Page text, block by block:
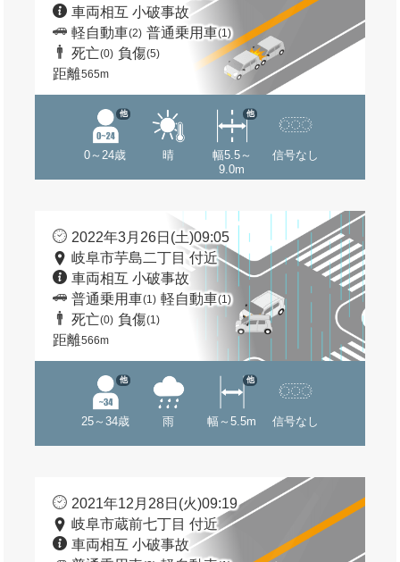
車両相互 小破事故
軽自動車(2) 普通乗用車(1)
死亡(0) 負傷(5)
距離565m
0～24歳
他
晴
幅5.5～
9.0m
他
信号なし
2022年3月26日(土)09:05
岐阜市芋島二丁目 付近
車両相互 小破事故
普通乗用車(1) 軽自動車(1)
死亡(0) 負傷(1)
距離566m
25～34歳
他
雨 幅～5.5m
他
信号なし
2021年12月28日(火)09:19
岐阜市蔵前七丁目 付近
車両相互 小破事故